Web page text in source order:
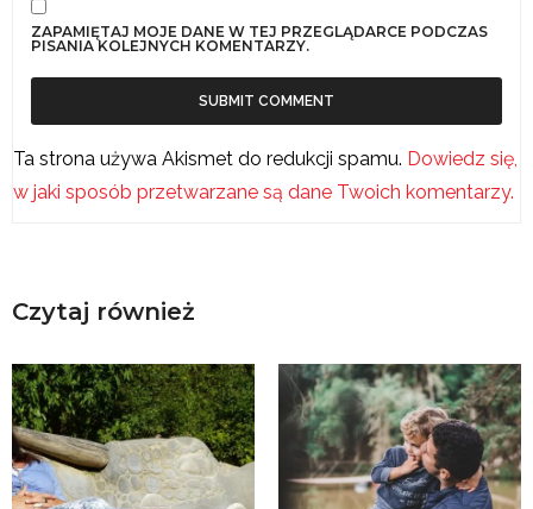
ZAPAMIĘTAJ MOJE DANE W TEJ PRZEGLĄDARCE PODCZAS
PISANIA KOLEJNYCH KOMENTARZY.
Ta strona używa Akismet do redukcji spamu. Dowiedz się,
w jaki sposób przetwarzane są dane Twoich komentarzy.
Czytaj również